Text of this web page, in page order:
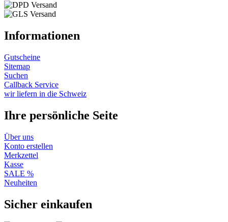
Informationen
Gutscheine
Sitemap
Suchen
Callback Service
wir liefern in die Schweiz
Ihre persönliche Seite
Über uns
Konto erstellen
Merkzettel
Kasse
SALE %
Neuheiten
Sicher einkaufen